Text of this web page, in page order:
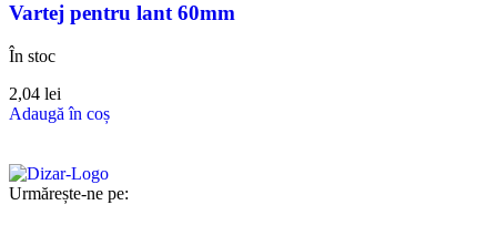
Vartej pentru lant 60mm
În stoc
2,04 lei
Adaugă în coș
Urmărește-ne pe: